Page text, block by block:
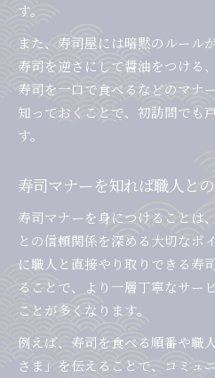
す。
また、寿司屋には暗黙のルール
寿司を逆さにして醤油をつける
寿司を一口で食べるなどのマナ
知っておくことで、初訪問でも
す。
寿司マナーを知れば職人と
寿司マナーを身につけることは
との信頼関係を深める大切なポ
に職人と直接やり取りできる寿
ることで、より一層丁寧なサー
ことが多くなります。
例えば、寿司を食べる順番や職
さま」を伝えることで、コミュ